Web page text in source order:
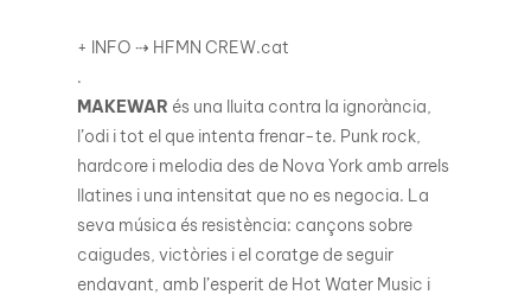
+ INFO ⇢ HFMN CREW.cat
.
MAKEWAR és una lluita contra la ignorància,
l’odi i tot el que intenta frenar-te. Punk rock,
hardcore i melodia des de Nova York amb arrels
llatines i una intensitat que no es negocia. La
seva música és resistència: cançons sobre
caigudes, victòries i el coratge de seguir
endavant, amb l’esperit de Hot Water Music i